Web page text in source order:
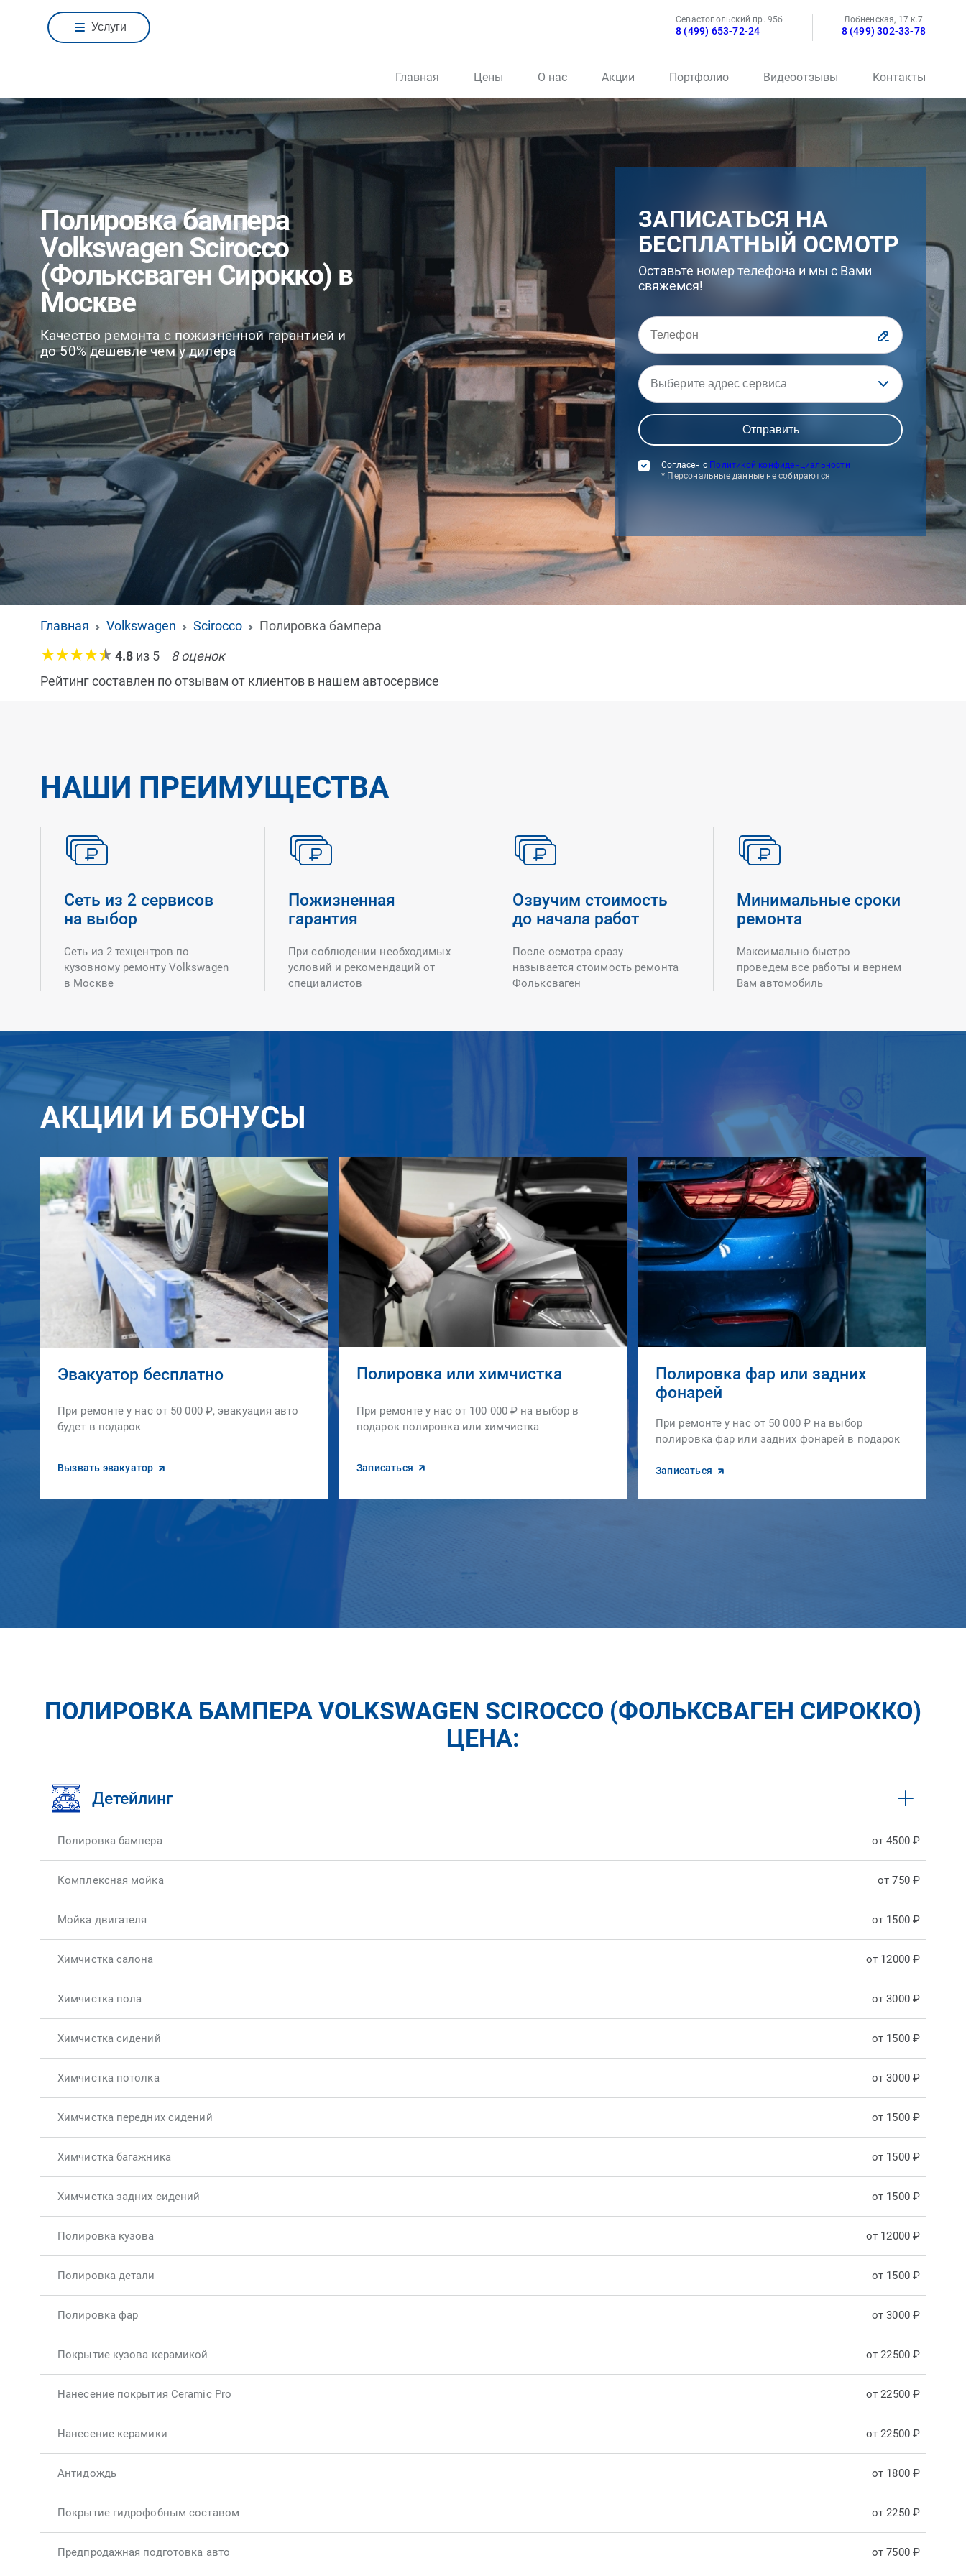
Услуги
Севастопольский пр. 95б
8 (499) 653-72-24
Лобненская, 17 к.7
8 (499) 302-33-78
Главная Цены О нас Акции Портфолио Видеоотзывы Контакты
Полировка бампера
Volkswagen Scirocco
(Фольксваген Сирокко) в
Москве
Качество ремонта с пожизненной гарантией и
до 50% дешевле чем у дилера
ЗАПИСАТЬСЯ НА
БЕСПЛАТНЫЙ ОСМОТР
Оставьте номер телефона и мы с Вами
свяжемся!
Выберите адрес сервиса
Согласен с Политикой конфиденциальности
* Персональные данные не собираются
Главная Volkswagen Scirocco
Полировка бампера
4.8 из 5 8оценок
Рейтинг составлен по отзывам от клиентов в нашем автосервисе
НАШИ ПРЕИМУЩЕСТВА
Сеть из 2 сервисов
на выбор
Сеть из 2 техцентров по
кузовному ремонту Volkswagen
в Москве
Пожизненная
гарантия
При соблюдении необходимых
условий и рекомендаций от
специалистов
Озвучим стоимость
до начала работ
После осмотра сразу
называется стоимость ремонта
Фольксваген
Минимальные сроки
ремонта
Максимально быстро
проведем все работы и вернем
Вам автомобиль
АКЦИИ И БОНУСЫ
Эвакуатор бесплатно
При ремонте у нас от 50 000 ₽, эвакуация авто
будет в подарок
Вызвать эвакуатор
Полировка или химчистка
При ремонте у нас от 100 000 ₽ на выбор в
подарок полировка или химчистка
Записаться
Полировка фар или задних
фонарей
При ремонте у нас от 50 000 ₽ на выбор
полировка фар или задних фонарей в подарок
Записаться
ПОЛИРОВКА БАМПЕРА VOLKSWAGEN SCIROCCO (ФОЛЬКСВАГЕН СИРОККО)
ЦЕНА:
Детейлинг
Полировка бампера от 4500 ₽
Комплексная мойка от 750 ₽
Мойка двигателя от 1500 ₽
Химчистка салона от 12000 ₽
Химчистка пола от 3000 ₽
Химчистка сидений от 1500 ₽
Химчистка потолка от 3000 ₽
Химчистка передних сидений от 1500 ₽
Химчистка багажника от 1500 ₽
Химчистка задних сидений от 1500 ₽
Полировка кузова от 12000 ₽
Полировка детали от 1500 ₽
Полировка фар от 3000 ₽
Покрытие кузова керамикой от 22500 ₽
Нанесение покрытия Ceramic Pro от 22500 ₽
Нанесение керамики от 22500 ₽
Антидождь от 1800 ₽
Покрытие гидрофобным составом от 2250 ₽
Предпродажная подготовка авто от 7500 ₽